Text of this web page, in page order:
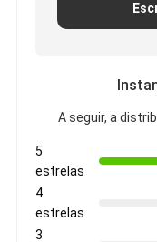
A seguir, a
5
estrelas
4
estrelas
3